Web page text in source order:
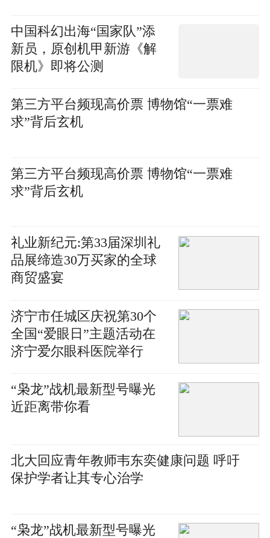
中国科幻出海“国家队”添
新员，原创机甲新游《解
限机》即将公测
第三方平台频现高价票 博物馆“一票难
求”背后玄机
第三方平台频现高价票 博物馆“一票难
求”背后玄机
礼业新纪元:第33届深圳礼
品展缔造30万买家的全球
商贸盛宴
济宁市任城区庆祝第30个
全国“爱眼日”主题活动在
济宁爱尔眼科医院举行
“枭龙”战机最新型号曝光
近距离带你看
北大回应青年教师韦东奕健康问题 呼吁
保护学者让其专心治学
“枭龙”战机最新型号曝光